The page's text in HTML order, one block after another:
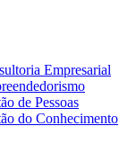
Empresarial
de Pessoas
do Conhecimento